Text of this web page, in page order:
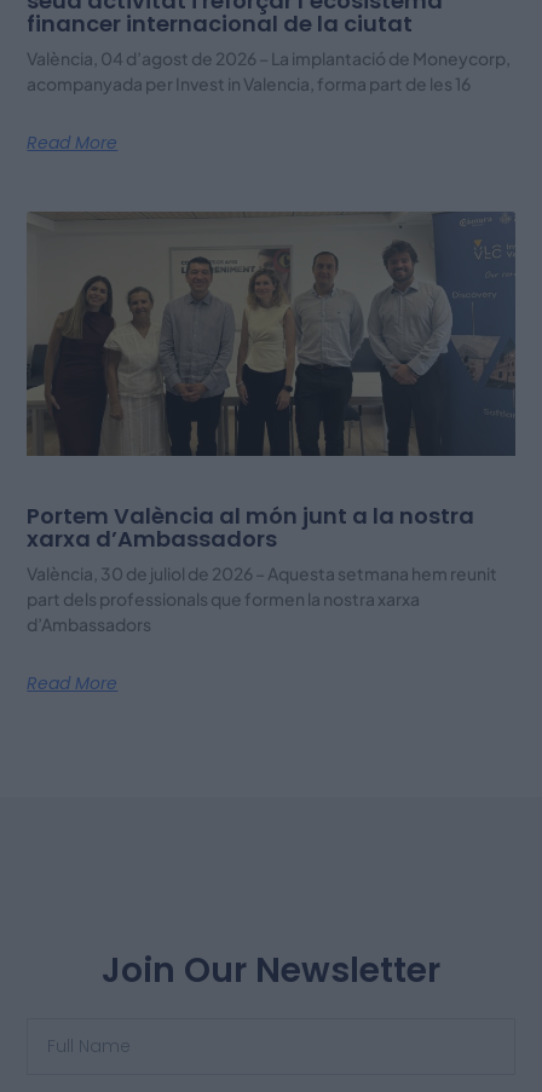
financer internacional de la ciutat
València, 04 d’agost de 2026 – La implantació de Moneycorp,
acompanyada per Invest in Valencia, forma part de les 16
Read More
Portem València al món junt a la nostra
xarxa d’Ambassadors
València, 30 de juliol de 2026 – Aquesta setmana hem reunit
part dels professionals que formen la nostra xarxa
d’Ambassadors
Read More
Join Our Newsletter